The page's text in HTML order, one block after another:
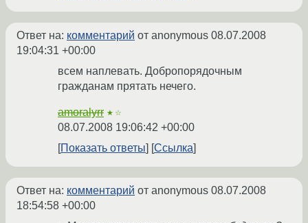
Ответ на: комментарий от anonymous 08.07.2008
19:04:31 +00:00
всем наплевать. Добропорядочным
гражданам прятать нечего.
amoralyrr ★☆
08.07.2008 19:06:42 +00:00
Показать ответы
Ссылка
Ответ на: комментарий от anonymous 08.07.2008
18:54:58 +00:00